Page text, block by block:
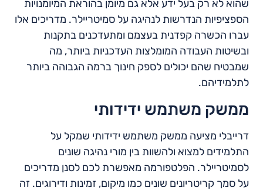
שהוא לא רק בעל ידע אלא גם מיומן בהוראת המיומנויות
הספציפיות הנדרשות לנהיגה על סמיטריילר. מדריכים אלו
עברו הכשרה קפדנית בעצמם ומתעדכנים בתקנות
ובשיטות העבודה המומלצות העדכניות ביותר, מה
שמבטיח שהם יכולים לספק חינוך ברמה הגבוהה ביותר
לתלמידיהם.
ממשק משתמש ידידותי
דרייבלי מציעה ממשק משתמש ידידותי שמקל על
התלמידים למצוא ולהשוות בין מורי נהיגה שונים
לסמיטריילר. הפלטפורמה מאפשרת לכם לסנן מדריכים
על סמך קריטריונים שונים כמו מיקום, זמינות ודירוגים. זה